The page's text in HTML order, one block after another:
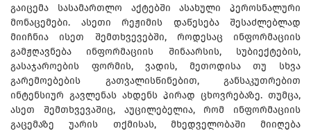
გაიცემა სასამართლო აქტებში ასახული პეროსნალური
მონაცემები. ასეთი რეჟიმის დაწესება შესაძლებლად
მიიჩნია ისეთ შემთხვევებში, როდესაც ინფორმაციის
გამჟღავნება ინფორმაციის შინაარსის, სუბიექტების,
გასაჯაროების ფორმის, ვადის, მეთოდისა თუ სხვა
გარემოებების გათვალისწინებით, განსაკუთრებით
ინტენსიურ გავლენას ახდენს პირად ცხოვრებაზე. თუმცა,
ასეთ შემთხვევაშიც, აუცილებელია, რომ ინფორმაციის
გაცემაზე უარის თქმისას, მხედველობაში მიიღება